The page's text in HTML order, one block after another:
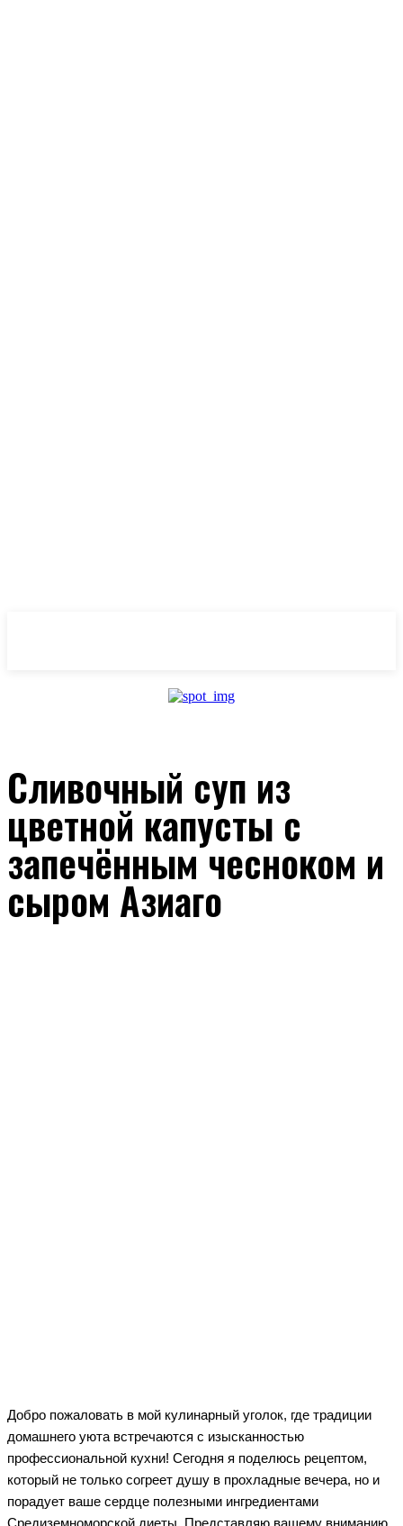
Cливочный суп из
цветной капусты с
запечённым чесноком и
сыром Азиаго
Добро пожаловать в мой кулинарный уголок, где традиции
домашнего уюта встречаются с изысканностью
профессиональной кухни! Сегодня я поделюсь рецептом,
который не только согреет душу в прохладные вечера, но и
порадует ваше сердце полезными ингредиентами
Средиземноморской диеты. Представляю вашему вниманию